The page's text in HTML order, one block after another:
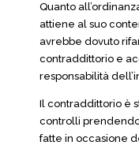
Quanto
attiene al suo
avrebbe dovuto
contraddittorio e
responsabilità
Il contraddittorio è
controlli
fatte in occasione